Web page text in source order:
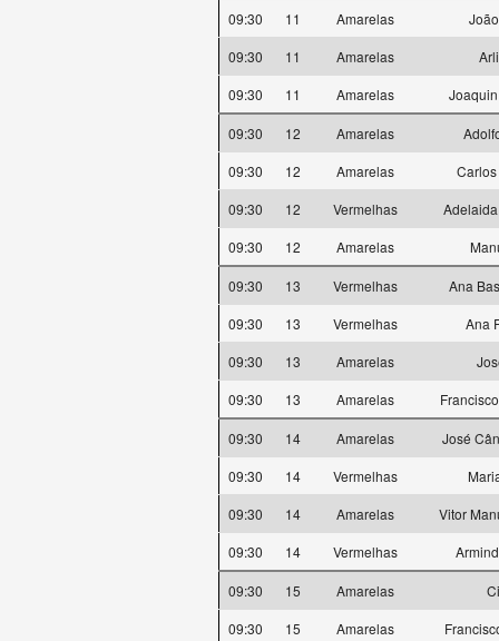
09:30
11 Amarelas
09:30
11 Amarelas
09:30
11 Amarelas
09:30 12 Amarelas
09:30
12 Amarelas
09:30
12 Vermelhas
09:30
12 Amarelas
09:30 13 Vermelhas
Ana
09:30
13 Vermelhas
Ana
09:30
13 Amarelas
09:30
13 Amarelas
09:30 14 Amarelas
José
09:30
14 Vermelhas
09:30
14 Amarelas
Vitor
09:30
14 Vermelhas
09:30 15 Amarelas
09:30
15 Amarelas